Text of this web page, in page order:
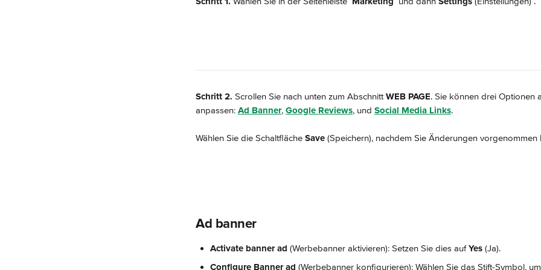
Schritt 2. Scrollen Sie nach unten zum Abschnitt WEB PAGE. Sie können drei Optionen
anpassen: Ad Banner, Google Reviews, und Social Media Links.
Wählen Sie die Schaltfläche Save (Speichern), nachdem Sie Änderungen vorgenommen
Ad banner
Activate banner ad (Werbebanner aktivieren): Setzen Sie dies auf Yes (Ja).
Configure Banner ad (Werbebanner konfigurieren): Wählen Sie das Stift-Symbol,